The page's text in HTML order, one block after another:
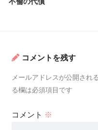
コメントを残す
メールアドレスが公開され
る欄は必須項目です
コメント ※